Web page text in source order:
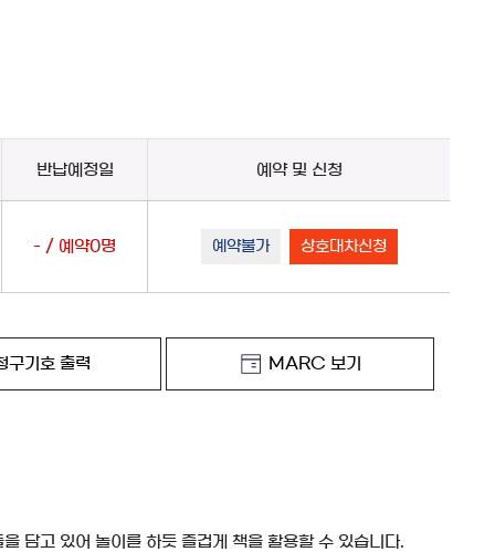
반납예정일 예약 및 신청
- / 예약0명 예약불가 상호대차신청
구기호 출력 MARC 보기
담고 있어 놀이를 하듯 즐겁게 책을 활용할 수 있습니다.